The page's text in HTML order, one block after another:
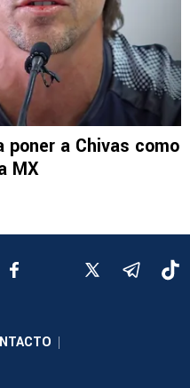
a Chivas como
MX
|